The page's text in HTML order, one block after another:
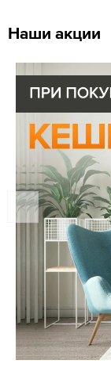
Наши акции